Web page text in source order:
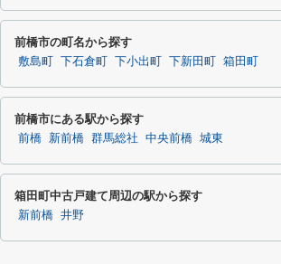
前橋市の町名から探す
敷島町 下石倉町 下小出町 下新田町 箱田町
前橋市にある駅から探す
前橋 新前橋 群馬総社 中央前橋 城東
箱田町中古戸建て周辺の駅から探す
新前橋 井野